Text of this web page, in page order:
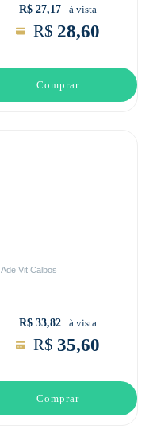
R$ 27,17 à vista
R$ 28,60
Comprar
Ade Vit Calbos
R$ 33,82 à vista
R$ 35,60
Comprar